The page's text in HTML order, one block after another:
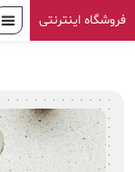
فروشگاه اینترنتی